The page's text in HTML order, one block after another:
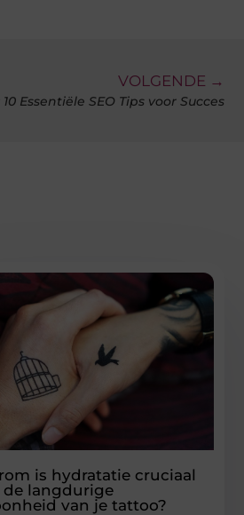
VOLGENDE →
Essentiële SEO Tips voor Succes
is hydratatie cruciaal
de langdurige
van je tattoo?